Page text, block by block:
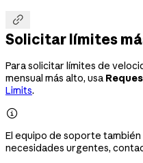

Solicitar límites
Para solicitar límites de
mensual más alto, usa
Limits.

El equipo de soporte
necesidades urgentes,